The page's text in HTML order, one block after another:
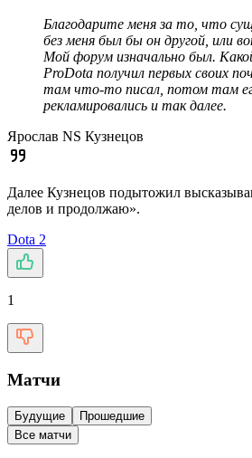
Благодарите меня за то, что
без меня был бы он другой, или
Мой форум изначально был.
ProDota получил первых своих
там что-то писал, потом там
рекламировались и так далее.
Ярослав NS Кузнецов
Далее Кузнецов подытожил
делов и продолжаю».
Dota 2
1
Матчи
Будущие
Прошедшие
Все матчи